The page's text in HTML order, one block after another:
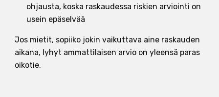
ohjausta, koska raskaudessa riskien arviointi on
usein epäselvää
Jos mietit, sopiiko jokin vaikuttava aine raskauden
aikana, lyhyt ammattilaisen arvio on yleensä paras
oikotie.